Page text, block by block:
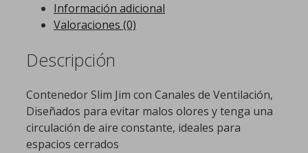
Información adicional
Valoraciones (0)
Descripción
Contenedor Slim Jim con Canales de Ventilación,
Diseñados para evitar malos olores y tenga una
circulación de aire constante, ideales para
espacios cerrados